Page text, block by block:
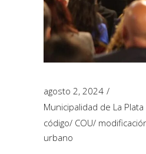
agosto 2, 2024
Municipalidad de La Plata
código/ COU/
urbano